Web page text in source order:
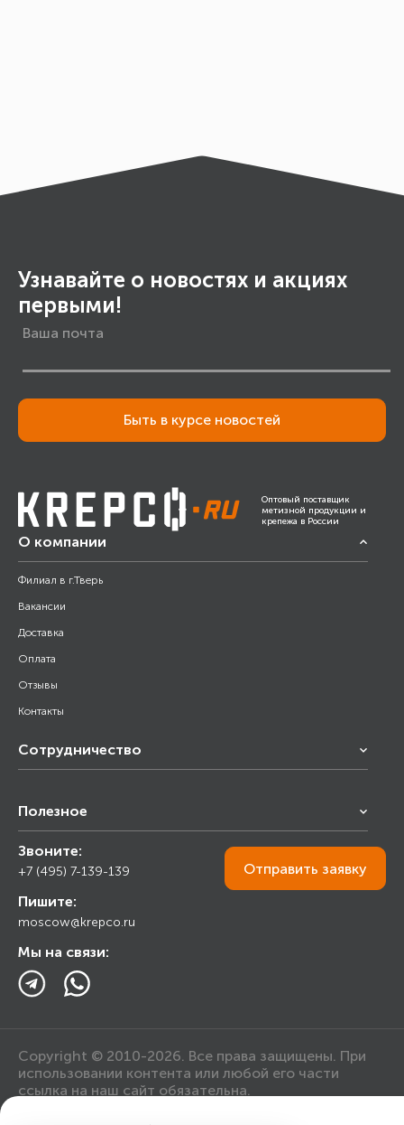
Узнавайте о новостях и акциях
первыми!
Быть в курсе новостей
Оптовый поставщик
метизной продукции и
крепежа в России
О компании
Филиал в г.Тверь
Вакансии
Доставка
Оплата
Отзывы
Контакты
Сотрудничество
Снабжение строительства
Торговым организациям
Полезное
Калькулятор
Прайс лист
Ответы на вопросы
Блог
Звоните:
+7 (495) 7-139-139
Пишите:
moscow@krepco.ru
Мы на связи:
Отправить заявку
Copyright © 2010-2026. Все права защищены. При
использовании контента или любой его части
ссылка на наш сайт обязательна.